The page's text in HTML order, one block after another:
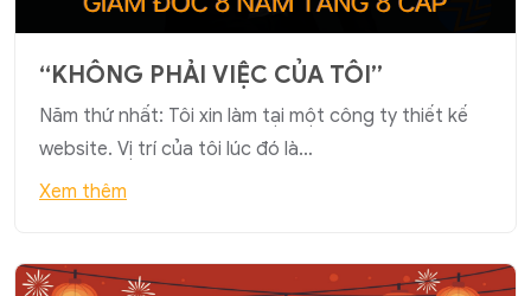
“KHÔNG PHẢI VIỆC CỦA TÔI”
Năm thứ nhất: Tôi xin làm tại một công ty thiết kế
website. Vị trí của tôi lúc đó là…
Xem thêm